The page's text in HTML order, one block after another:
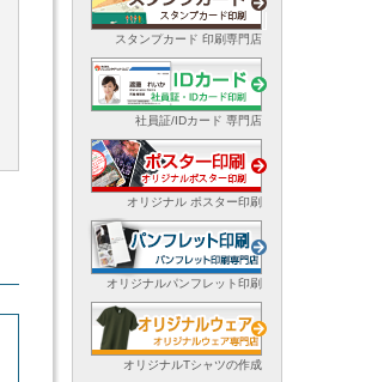
スタンプカード 印刷専門店
社員証/IDカード 専門店
オリジナル ポスター印刷
オリジナルパンフレット印刷
オリジナルTシャツの作成